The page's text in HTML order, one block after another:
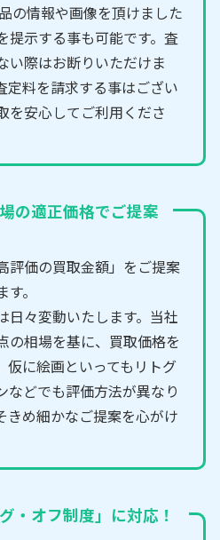
の情報や画像を頂けました
提示する事も可能です。査
い際はお断りいただけま
定料を請求する事はござい
を安心してご利用くださ
の適正価格でご提案
評価の買取金額」をご提案
。
日々変動いたします。当社
の相場を基に、買取価格を
仮に絵画といってもリトグ
などでも評価方法が異なり
きめ細かなご提案を心がけ
・オフ制度」に対応！